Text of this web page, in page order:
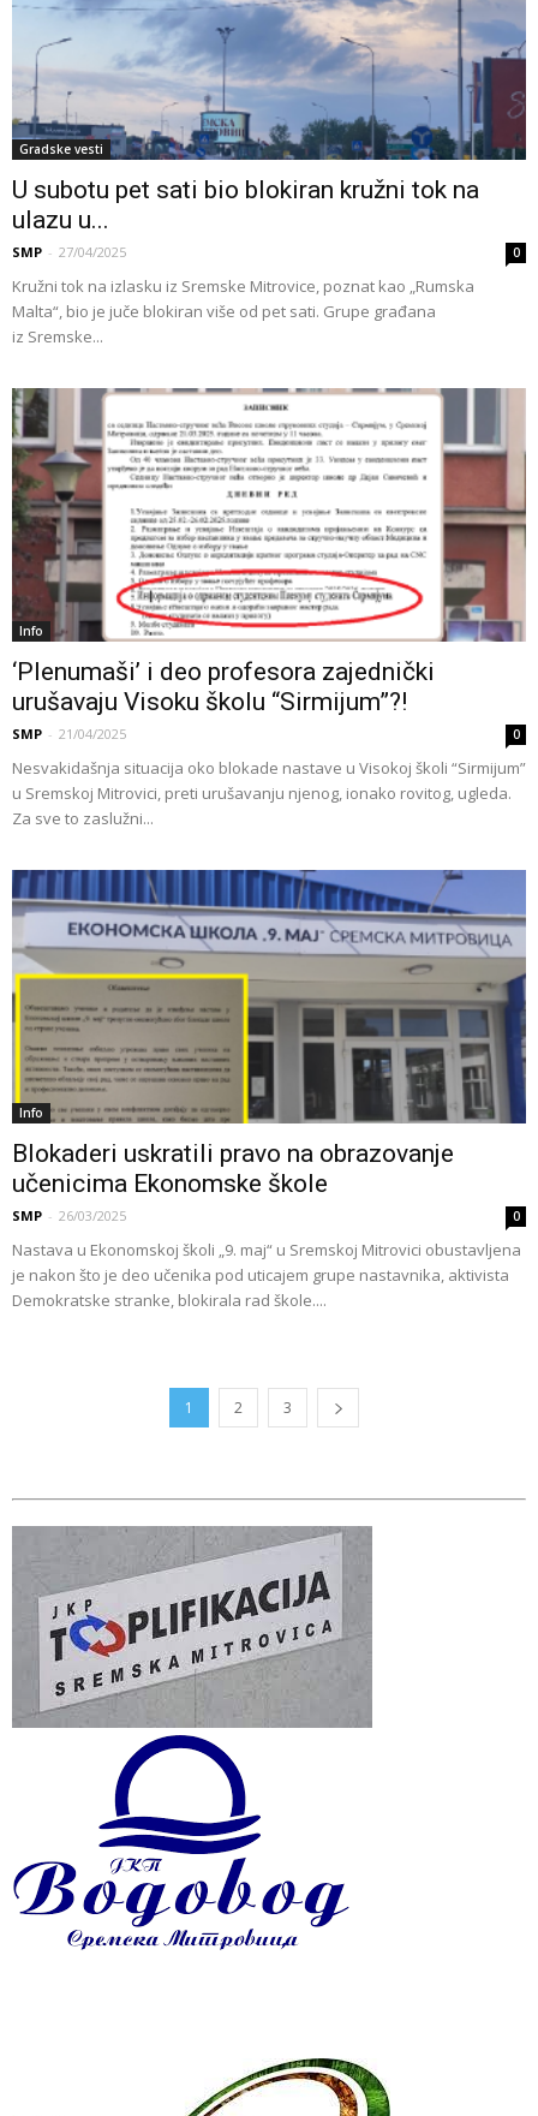
Gradske vesti
U subotu pet sati bio blokiran kružni tok na
ulazu u...
SMP - 27/04/2025 0
Kružni tok na izlasku iz Sremske Mitrovice, poznat kao „Rumska
Malta“, bio je juče blokiran više od pet sati. Grupe građana
iz Sremske...
Info
‘Plenumaši’ i deo profesora zajednički
urušavaju Visoku školu “Sirmijum”?!
SMP - 21/04/2025 0
Nesvakidašnja situacija oko blokade nastave u Visokoj školi “Sirmijum”
u Sremskoj Mitrovici, preti urušavanju njenog, ionako rovitog, ugleda.
Za sve to zaslužni...
Info
Blokaderi uskratili pravo na obrazovanje
učenicima Ekonomske škole
SMP - 26/03/2025 0
Nastava u Ekonomskoj školi „9. maj“ u Sremskoj Mitrovici obustavljena
je nakon što je deo učenika pod uticajem grupe nastavnika, aktivista
Demokratske stranke, blokirala rad škole....
1 2 3